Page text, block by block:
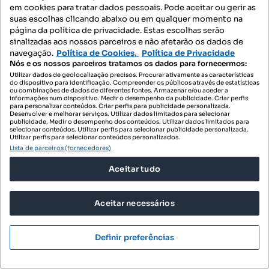
Tipologia
T2
Preço por metro quadrado
53.73 m²
Andar 1 andar
Expogroup Algarve
Profissional
em cookies para tratar dados pessoais. Pode aceitar ou gerir as
suas escolhas clicando abaixo ou em qualquer momento na
página da política de privacidade. Estas escolhas serão
sinalizadas aos nossos parceiros e não afetarão os dados de
navegação. Política de Cookies, Política de Privacidade
Nós e os nossos parceiros tratamos os dados para fornecermos:
Utilizar dados de geolocalização precisos. Procurar ativamente as características
do dispositivo para identificação. Compreender os públicos através de estatísticas
ou combinações de dados de diferentes fontes. Armazenar e/ou aceder a
informações num dispositivo. Medir o desempenho da publicidade. Criar perfis
para personalizar conteúdos. Criar perfis para publicidade personalizada.
Desenvolver e melhorar serviços. Utilizar dados limitados para selecionar
publicidade. Medir o desempenho dos conteúdos. Utilizar dados limitados para
selecionar conteúdos. Utilizar perfis para selecionar publicidade personalizada.
Utilizar perfis para selecionar conteúdos personalizados.
Lista de parceiros (fornecedores)
Aceitar tudo
Aceitar necessários
Definir preferências